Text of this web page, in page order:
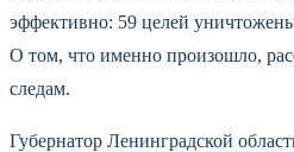
эффективно: 59 целей
О том, что именно произошло,
следам.
Губернатор Ленинградской